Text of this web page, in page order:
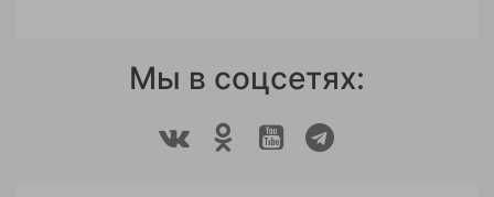
Мы в соцсетях: